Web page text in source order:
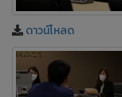
ดาวน์โหลด